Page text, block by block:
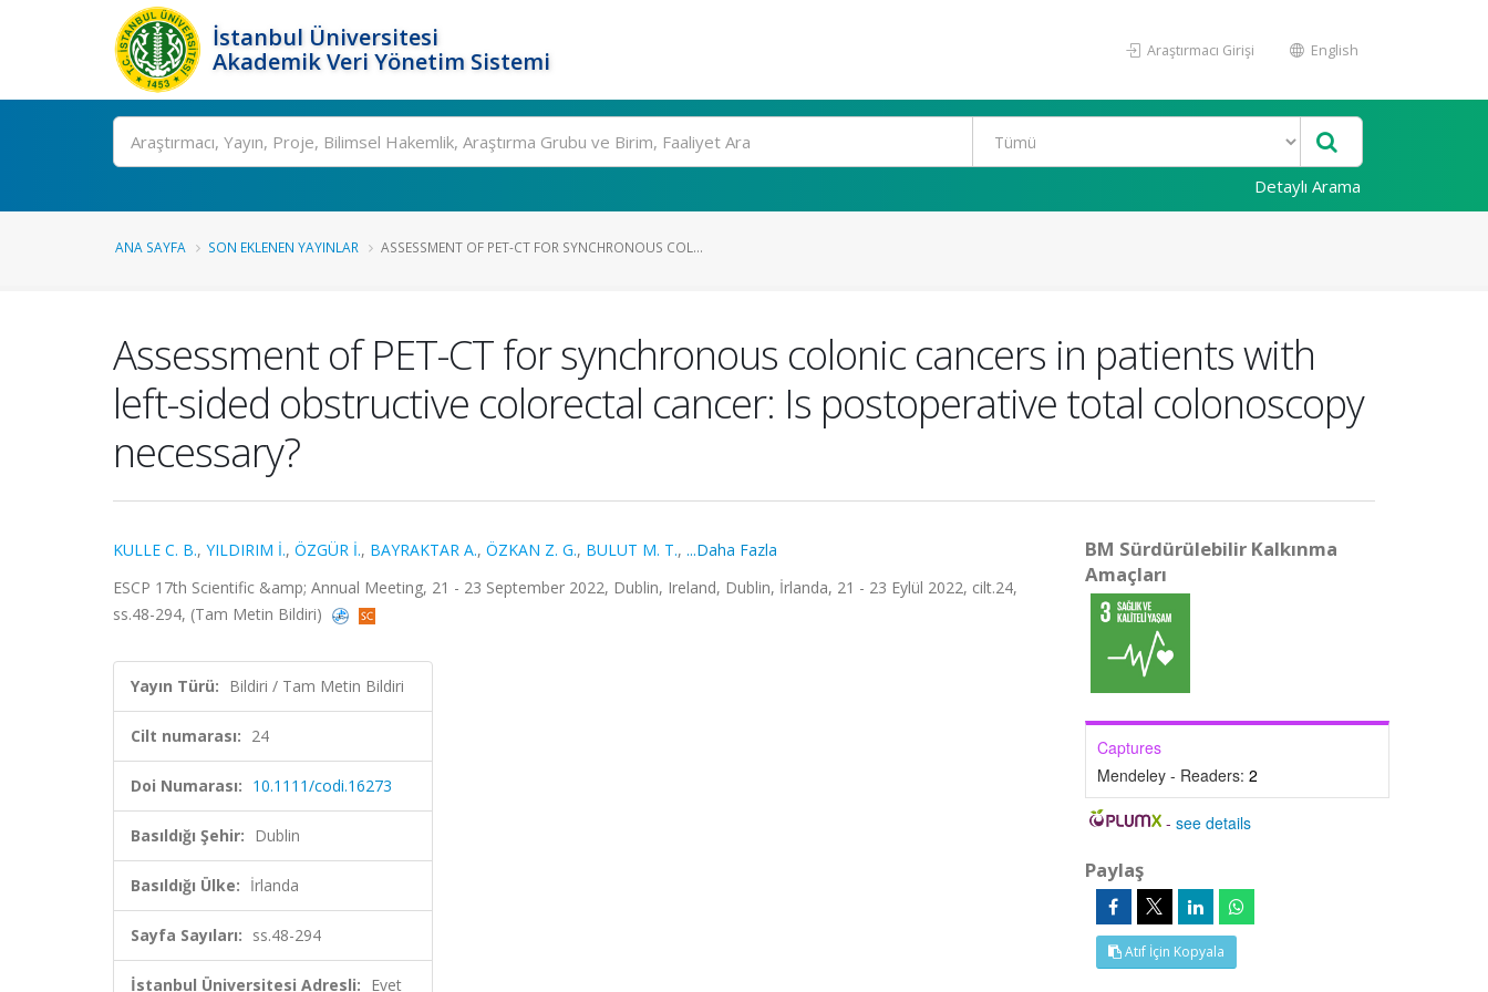
İstanbul Üniversitesi
Akademik Veri Yönetim Sistemi
Araştırmacı Girişi English
Ara
Detaylı Arama
ANA SAYFA SON EKLENEN YAYINLAR ASSESSMENT OF PET-CT FOR SYNCHRONOUS COL...
Assessment of PET-CT for synchronous colonic cancers in patients with
left-sided obstructive colorectal cancer: Is postoperative total colonoscopy
necessary?
KULLE C. B., YILDIRIM İ., ÖZGÜR İ., BAYRAKTAR A., ÖZKAN Z. G., BULUT M. T., ...Daha Fazla
ESCP 17th Scientific &amp; Annual Meeting, 21 - 23 September 2022, Dublin, Ireland, Dublin, İrlanda, 21 - 23 Eylül 2022, cilt.24,
ss.48-294, (Tam Metin Bildiri)
Yayın Türü: Bildiri / Tam Metin Bildiri
Cilt numarası: 24
Doi Numarası: 10.1111/codi.16273
Basıldığı Şehir: Dublin
Basıldığı Ülke: İrlanda
Sayfa Sayıları: ss.48-294
İstanbul Üniversitesi Adresli: Evet
BM Sürdürülebilir Kalkınma
Amaçları
Captures
Mendeley - Readers: 2
-see details
Paylaş
Atıf İçin Kopyala